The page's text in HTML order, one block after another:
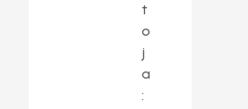
t
o
j
a
: